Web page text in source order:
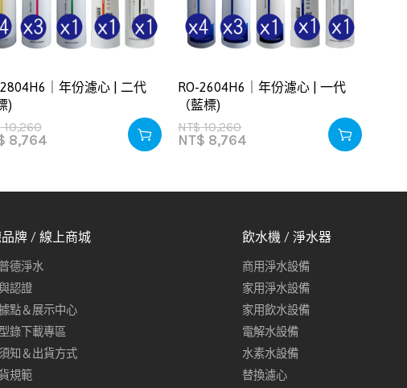
｜年份濾心 | 二代
)
10,260
8,764
RO-2604H6｜年份濾心 | 一代
（藍標)
NT$10,260
NT$ 8,764
牌 / 線上商城
德淨水
認證
點＆展示中心
錄下載專區
知＆出貨方式
規範
飲水機 / 淨水器
商用淨水設備
家用淨水設備
家用飲水設備
電解水設備
水素水設備
替換濾心